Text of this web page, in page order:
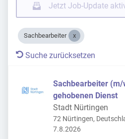
Jetzt Job-Update
Sachbearbeiter
Suche zurücksetzen
Sachbearbeiter
gehobenen Dienst
Stadt Nürtingen
72 Nürtingen,
Veröffentlicht
7.8.2026